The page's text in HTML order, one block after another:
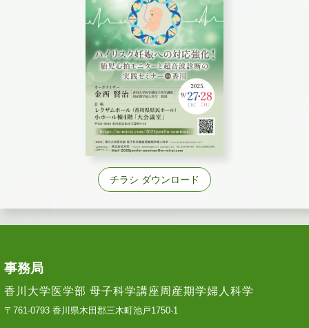
チラシ ダウンロード
事務局
香川大学医学部 母子科学講座周産期学婦人科学
〒761-0793 香川県木田郡三木町池戸1750-1